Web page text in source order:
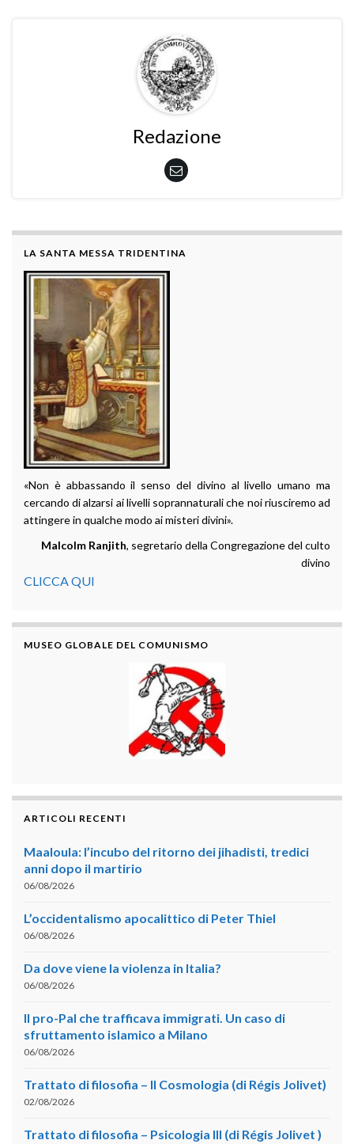
Redazione
LA SANTA MESSA TRIDENTINA
«Non è abbassando il senso del divino al livello umano ma
cercando di alzarsi ai livelli soprannaturali che noi riusciremo ad
attingere in qualche modo ai misteri divini».
Malcolm Ranjith, segretario della Congregazione del culto
divino
CLICCA QUI
MUSEO GLOBALE DEL COMUNISMO
ARTICOLI RECENTI
Maaloula: l’incubo del ritorno dei jihadisti, tredici
anni dopo il martirio
06/08/2026
L’occidentalismo apocalittico di Peter Thiel
06/08/2026
Da dove viene la violenza in Italia?
06/08/2026
Il pro-Pal che trafficava immigrati. Un caso di
sfruttamento islamico a Milano
06/08/2026
Trattato di filosofia – II Cosmologia (di Régis Jolivet)
02/08/2026
Trattato di filosofia – Psicologia III (di Régis Jolivet )